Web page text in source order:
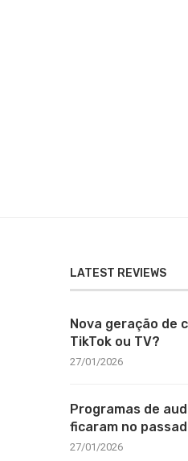
LATEST REVIEWS
Nova geração de
TikTok ou TV?
27/01/2026
Programas de
ficaram no
27/01/2026